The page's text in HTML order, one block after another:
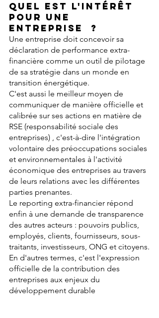
Quel est l' intérêt
pour une
entreprise  ?
Une entreprise doit concevoir sa
déclaration de performance extra-
financière comme un outil de pilotage
de sa stratégie dans un monde en
transition énergétique.
C'est aussi le meilleur moyen de
communiquer de manière officielle et
calibrée sur ses actions en matière de
RSE (responsabilité sociale des
entreprises) , c'est-à-dire l'intégration
volontaire des préoccupations sociales
et environnementales à l'activité
économique des entreprises au travers
de leurs relations avec les différentes
parties prenantes.
Le reporting extra-financier répond
enfin à une demande de transparence
des autres acteurs : pouvoirs publics,
employés, clients, fournisseurs, sous-
traitants, investisseurs, ONG et citoyens.
En d'autres termes, c'est l'expression
officielle de la contribution des
entreprises aux enjeux du
développement durable